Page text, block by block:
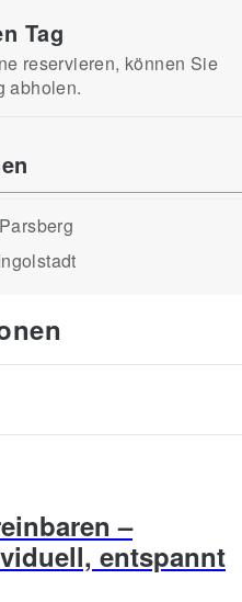
Tag
reservieren, können Sie
abholen.
Parsberg
–
entspannt